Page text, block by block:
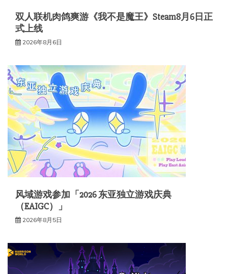
双人联机肉鸽爽游《我不是魔王》Steam8月6日正
式上线
2026年8月6日
风域游戏参加「2026 东亚独立游戏庆典
（EAIGC）」
2026年8月5日